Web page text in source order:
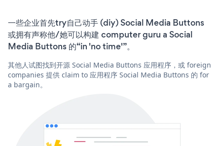
一些企业首先try自己动手 (diy) Social Media Buttons
或拥有声称他/她可以构建 computer guru a Social
Media Buttons 的“in 'no time'”。
其他人试图找到开源 Social Media Buttons 应用程序，或 foreign
companies 提供 claim to 应用程序 Social Media Buttons 的 for
a bargain。